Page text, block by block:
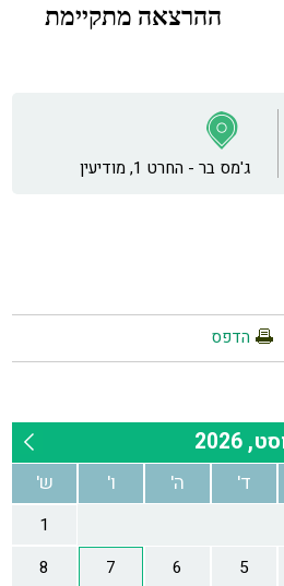
ההרצאה מתקיימת
ג'מס בר - החרט 1, מודיעין
הדפס